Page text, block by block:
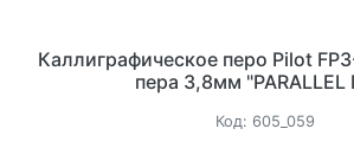
Каллиграфическое перо Pilot
пера 3,8мм "PARALLEL
Код: 605_059